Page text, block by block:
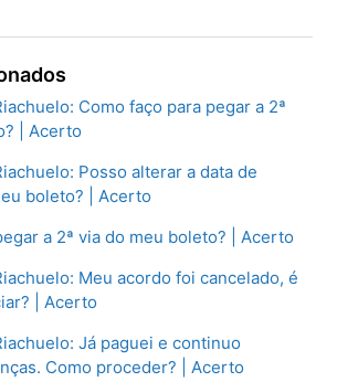
Como faço para pegar a 2ª
| Acerto
Posso alterar a data de
boleto? | Acerto
a 2ª via do meu boleto? | Acerto
Meu acordo foi cancelado, é
| Acerto
Já paguei e continuo
Como proceder? | Acerto